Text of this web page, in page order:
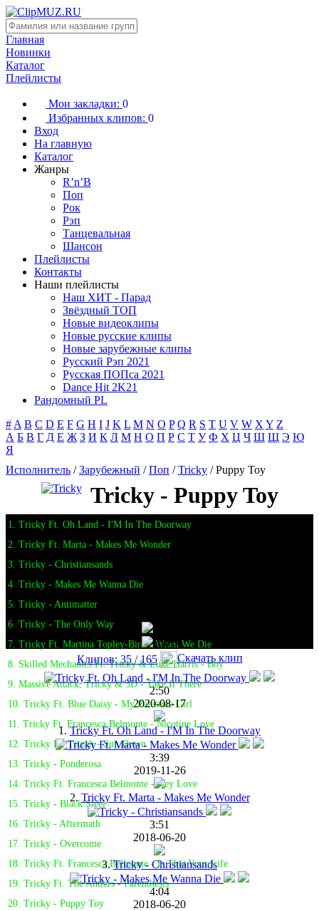
Главная
Новинки
Каталог
Плейлисты
Мои закладки: 0
Избранных клипов: 0
Вход
На главную
Каталог
Жанры
R’n’B
Поп
Рок
Рэп
Танцевальная
Шансон
Плейлисты
Контакты
Наши плейлисты
Наш ХИТ - Парад
Звёздный ТОП
Новые видеоклипы
Новые русские клипы
Новые зарубежные клипы
Русский Рэп 2021
Русская ПОПса 2021
Dance Hit 2K21
Рандомный PL
# A B C D E F G H I J K L M N O P Q R S T U V W X Y Z
А Б В Г Д Е Ж З И К Л М Н О П Р С Т У Ф Х Ц Ч Ш Щ Э Ю
Я
Исполнитель /Зарубежный /Поп /Tricky / Puppy Toy
Tricky - Puppy Toy
1. Tricky Ft. Oh Land - I'M In The Doorway
2. Tricky Ft. Marta - Makes Me Wonder
3. Tricky - Christiansands
4. Tricky - Makes Me Wanna Die
5. Tricky - Antimatter
6. Tricky - The Only Way
7. Tricky Ft. Martina Topley-Bird - When We Die
8. Skilled Mechanics Ft. Tricky & Luke Harris - Boy
9. Massive Attack, Tricky & 3D - Take It There
10. Tricky Ft. Blue Daisy - My Palestine Girl
11. Tricky Ft. Francesca Belmonte - Nicotine Love
12. Tricky Ft. Tirzah - Sun Down
13. Tricky - Ponderosa
14. Tricky Ft. Francesca Belmonte - Hey Love
15. Tricky - Black Steel
16. Tricky - Aftermath
17. Tricky - Overcome
18. Tricky Ft. Francesca Belmonte - Is That Your Life
19. Tricky Ft. The Antlers - Parenthesis
20. Tricky - Puppy Toy
Клипов: 35 / 165 Скачать клип
2:50
2020-08-17
1.Tricky Ft. Oh Land - I'M In The Doorway
3:39
2019-11-26
2.Tricky Ft. Marta - Makes Me Wonder
3:51
2018-06-20
3.Tricky - Christiansands
4:04
2018-06-20